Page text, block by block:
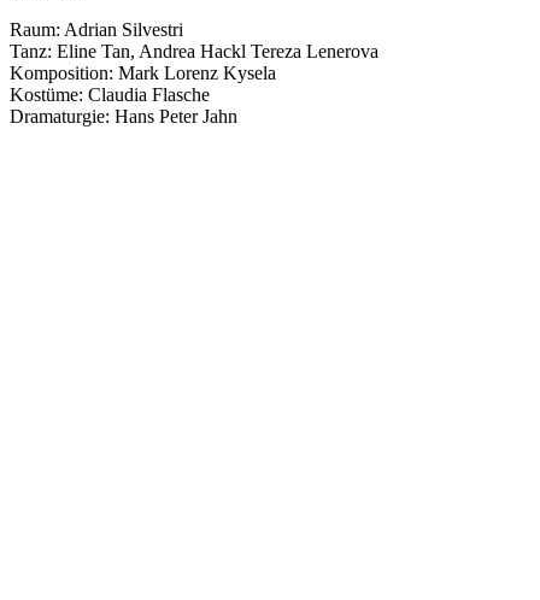
Raum: Adrian Silvestri
Tanz: Eline Tan, Andrea Hackl Tereza Lenerova
Komposition: Mark Lorenz Kysela
Kostüme: Claudia Flasche
Dramaturgie: Hans Peter Jahn